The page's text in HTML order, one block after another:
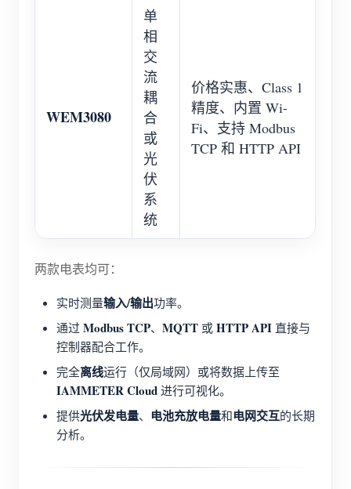
WEM3080
单
相
交
流
耦
合
或
光
伏
系
统
价格实惠、Class 1
精度、内置 Wi-
Fi、支持 Modbus
TCP 和 HTTP API
两款电表均可：
实时测量输入/输出功率。
通过 Modbus TCP、 MQTT 或 HTTP API 直接与
控制器配合工作。
完全离线运行（仅局域网）或将数据上传至
IAMMETER Cloud 进行可视化。
提供光伏发电量、 电池充放电量和电网交互的长期
分析。